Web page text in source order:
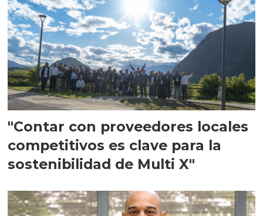
"Contar con proveedores locales
competitivos es clave para la
sostenibilidad de Multi X"